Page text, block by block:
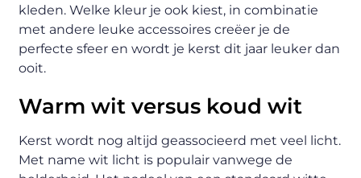
kleden. Welke kleur je ook kiest, in combinatie
met andere leuke accessoires creëer je de
perfecte sfeer en wordt je kerst dit jaar leuker dan
ooit.
Warm wit versus koud wit
Kerst wordt nog altijd geassocieerd met veel licht.
Met name wit licht is populair vanwege de